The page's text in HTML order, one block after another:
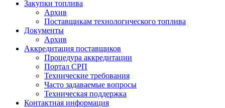
Закупки топлива
Архив
Поставщикам технологического топлива
Документы
Архив
Аккредитация поставщиков
Процедура аккредитации
Портал СРП
Технические требования
Часто задаваемые вопросы
Техническая поддержка
Контактная информация